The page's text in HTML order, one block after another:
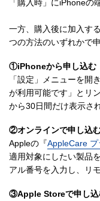
「購入時」にiPhoneの
一方、購入後に加入す
つの方法のいずれかで
①iPhoneから申し込む
「設定」メニューを開
が利用可能です」とリ
から30日間だけ表示さ
②オンラインで申し込
Appleの『AppleCare
適用対象にしたい製品
アル番号を入力し、リ
③Apple Storeで申し込